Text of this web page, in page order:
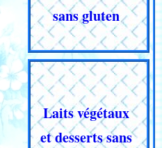
sans gluten
Laits végétaux
et desserts sans